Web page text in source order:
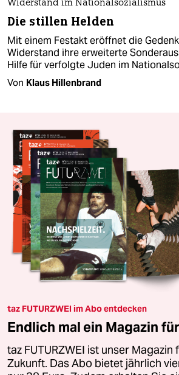
Widerstand im Nationalsozialismus
Die stillen Helden
Mit einem Festakt eröffnet die
Widerstand ihre erweiterte
Hilfe für verfolgte Juden im
Von Klaus Hillenbrand
taz FUTURZWEI im Abo entdecken
Endlich mal ein Magazin
taz FUTURZWEI ist unser Magazin
Zukunft. Das Abo bietet jährlich